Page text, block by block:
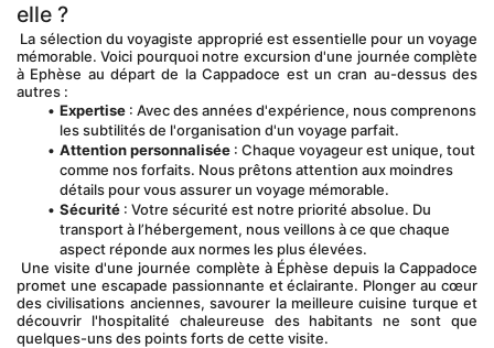
elle ?
mémorable. Voici pourquoi notre excursion d'une journée complète
à Ephèse au départ de la Cappadoce est un cran au-dessus des
autres :
Expertise : Avec des années d'expérience, nous comprenons
les subtilités de l'organisation d'un voyage parfait.
Attention personnalisée : Chaque voyageur est unique, tout
comme nos forfaits. Nous prêtons attention aux moindres
détails pour vous assurer un voyage mémorable.
Sécurité : Votre sécurité est notre priorité absolue. Du
transport à l’hébergement, nous veillons à ce que chaque
aspect réponde aux normes les plus élevées.
promet une escapade passionnante et éclairante. Plonger au cœur
des civilisations anciennes, savourer la meilleure cuisine turque et
découvrir l'hospitalité chaleureuse des habitants ne sont que
quelques-uns des points forts de cette visite.